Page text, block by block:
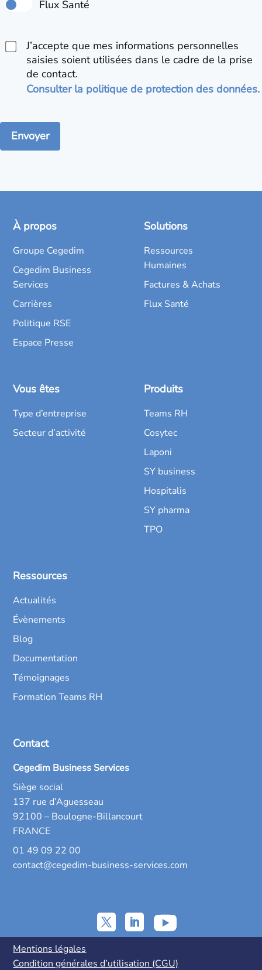
J’accepte que mes informations personnelles
saisies soient utilisées dans le cadre de la prise
de contact.
Consulter la politique de protection des données.
À propos
Groupe Cegedim
Cegedim Business
Services
Carrières
Politique RSE
Espace Presse
Solutions
Ressources
Humaines
Factures & Achats
Flux Santé
Vous êtes
Type d’entreprise
Secteur d’activité
Produits
Teams RH
Cosytec
Laponi
SY business
Hospitalis
SY pharma
TPO
Ressources
Actualités
Évènements
Blog
Documentation
Témoignages
Formation Teams RH
Contact
Cegedim Business Services
Siège social
137 rue d’Aguesseau
92100 – Boulogne-Billancourt
FRANCE
01 49 09 22 00
contact@cegedim-business-services.com
Mentions légales
Condition générales d’utilisation (CGU)